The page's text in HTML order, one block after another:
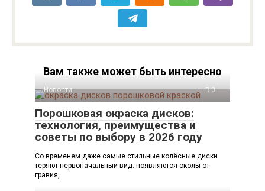
Вам также может быть интересно
Новости 0
Порошковая окраска дисков:
технология, преимущества и
советы по выбору в 2026 году
Со временем даже самые стильные колёсные диски
теряют первоначальный вид: появляются сколы от
гравия,